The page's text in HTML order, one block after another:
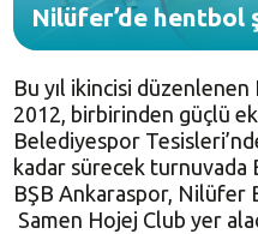
Nilüfer’de hentbol
Bu yıl ikincisi
2012, birbirinden güçlü
Belediyespor
kadar sürecek turnuvada
BŞB Ankaraspor, Nilüfer
Samen Hojej Club yer